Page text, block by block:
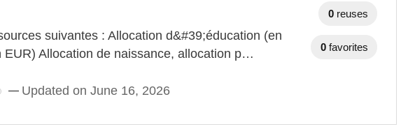
suivantes : Allocation d&#39;éducation (en
EUR) Allocation de naissance, allocation p…
Updated on June 16, 2026
0 reuses
0 favorites